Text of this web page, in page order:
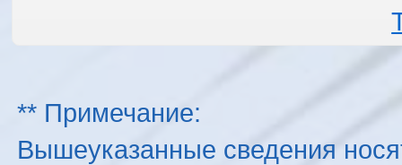
** Примечание:
Вышеуказанные сведения